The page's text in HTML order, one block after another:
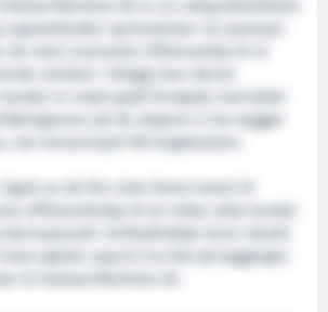
opprettholder og forsterker sin posisjon
de mest avanserte offshoreskip til et
marked. I tillegg viser denne
er svært godt fornøyde med både
på de skipene vi har bygget
sier konsernsjef Pål Engebretsen.
løpet av de fire siste årene levert til
offshorefartøy til en rekke ulike kunder
gleder seg til å ta fatt på byggingen